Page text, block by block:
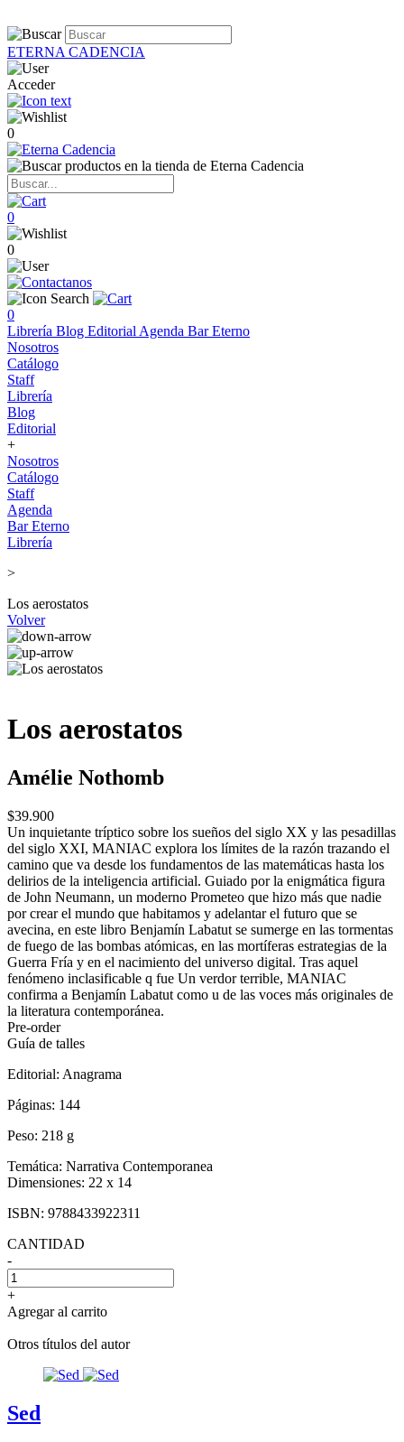
ETERNA CADENCIA
Acceder
0
0
0
0
Librería Blog Editorial Agenda Bar Eterno
Nosotros
Catálogo
Staff
Librería
Blog
Editorial
+
Nosotros
Catálogo
Staff
Agenda
Bar Eterno
Librería
>
Los aerostatos
Volver
Los aerostatos
Amélie Nothomb
$39.900
Un inquietante tríptico sobre los sueños del siglo XX y las pesadillas
del siglo XXI, MANIAC explora los límites de la razón trazando el
camino que va desde los fundamentos de las matemáticas hasta los
delirios de la inteligencia artificial. Guiado por la enigmática figura
de John Neumann, un moderno Prometeo que hizo más que nadie
por crear el mundo que habitamos y adelantar el futuro que se
avecina, en este libro Benjamín Labatut se sumerge en las tormentas
de fuego de las bombas atómicas, en las mortíferas estrategias de la
Guerra Fría y en el nacimiento del universo digital. Tras aquel
fenómeno inclasificable q fue Un verdor terrible, MANIAC
confirma a Benjamín Labatut como u de las voces más originales de
la literatura contemporánea.
Pre-order
Guía de talles
Editorial: Anagrama
Páginas: 144
Peso: 218 g
Temática: Narrativa Contemporanea
Dimensiones: 22 x 14
ISBN: 9788433922311
CANTIDAD
-
+
Agregar al carrito
Otros títulos del autor
Sed